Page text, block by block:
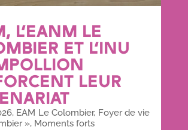
L’EANM LE
ET L’INU
LEUR
, EAM Le Colombier, Foyer de vie
», Moments forts